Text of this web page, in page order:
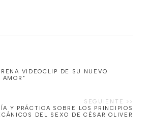
VIDEOCLIP DE SU NUEVO
AMOR"
Y PRÁCTICA SOBRE LOS PRINCIPIOS
DEL SEXO DE CÉSAR OLIVER